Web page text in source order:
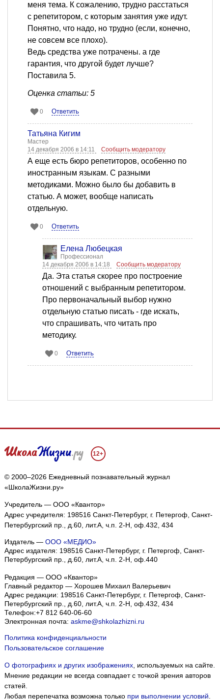
меня тема. К сожалению, трудно расстаться
с репетитором, с которым занятия уже идут.
Понятно, что надо, но трудно (если, конечно,
не совсем все плохо).
Ведь средства уже потрачены. а где
гарантия, что другой будет лучше?
Поставила 5.
Оценка статьи: 5
0 Ответить
Татьяна Кигим
Мастер
14 декабря 2006 в 14:11
Сообщить модератору
А еще есть бюро репетиторов, особенно по
иностранным языкам. С разными
методиками. Можно было бы добавить в
статью. А может, вообще написать
отдельную.
0 Ответить
Елена Любецкая
Профессионал
14 декабря 2006 в 14:18
Сообщить модератору
Да. Эта статья скорее про построение
отношений с выбранным репетитором.
Про первоначальный выбор нужно
отдельную статью писать - где искать,
что спрашивать, что читать про
методику.
0 Ответить
12+
© 2000–2026 Ежедневный познавательный журнал
«ШколаЖизни.ру»
Учредитель — ООО «Квантор»
Адрес учредителя: 198516 Санкт-Петербург, г. Петергоф, Санкт-
Петербургский пр., д.60, лит.А, ч.п. 2-Н, оф.432, 434
Издатель — ООО «МЕДИО»
Адрес издателя: 198516 Санкт-Петербург, г. Петергоф, Санкт-
Петербургский пр., д.60, лит.А, ч.п. 2-Н, оф.440
Редакция — ООО «Квантор»
Главный редактор — Хорошев Михаил Валерьевич
Адрес редакции: 198516 Санкт-Петербург, г. Петергоф, Санкт-
Петербургский пр., д.60, лит.А, ч.п. 2-Н, оф.432, 434
Телефон:+7 812 640-06-60
Электронная почта: askme@shkolazhizni.ru
Политика конфиденциальности
Пользовательское соглашение
О фотографиях и других изображениях, используемых на сайте.
Мнение редакции не всегда совпадает с точкой зрения авторов
статей.
Любая перепечатка возможна только при выполнении условий.